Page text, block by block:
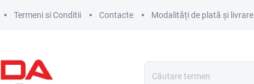
Termeni si Conditii Contacte Modalități de plată și livrare